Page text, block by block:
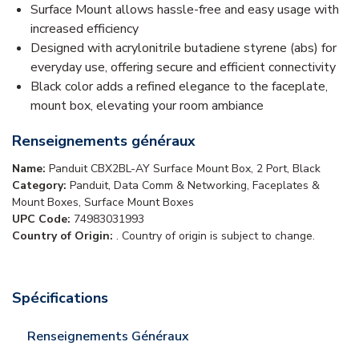
Surface Mount allows hassle-free and easy usage with
increased efficiency
Designed with acrylonitrile butadiene styrene (abs) for
everyday use, offering secure and efficient connectivity
Black color adds a refined elegance to the faceplate,
mount box, elevating your room ambiance
Renseignements généraux
Name: Panduit CBX2BL-AY Surface Mount Box, 2 Port, Black
Category: Panduit, Data Comm & Networking, Faceplates &
Mount Boxes, Surface Mount Boxes
UPC Code: 74983031993
Country of Origin: . Country of origin is subject to change.
Spécifications
Renseignements Généraux